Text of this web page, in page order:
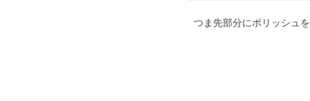
つま先部分にポリッシュ